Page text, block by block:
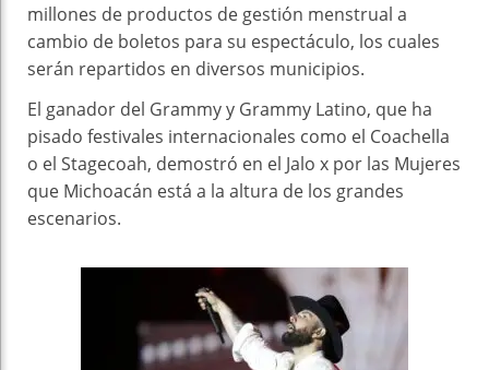
millones de productos de gestión menstrual a
cambio de boletos para su espectáculo, los cuales
serán repartidos en diversos municipios.
El ganador del Grammy y Grammy Latino, que ha
pisado festivales internacionales como el Coachella
o el Stagecoah, demostró en el Jalo x por las Mujeres
que Michoacán está a la altura de los grandes
escenarios.